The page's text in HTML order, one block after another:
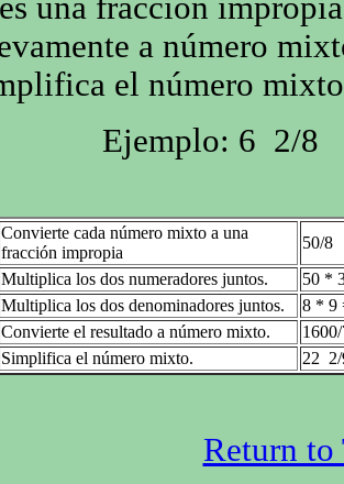
una fracción
a número
el número
Ejemplo: 6 2/
Convierte cada número mixto a una
fracción impropia
50/
Multiplica los dos numeradores juntos.
50 *
Multiplica los dos denominadores juntos.
8 * 9
Convierte el resultado a número mixto.
Simplifica el número mixto.
22 2/
Return to